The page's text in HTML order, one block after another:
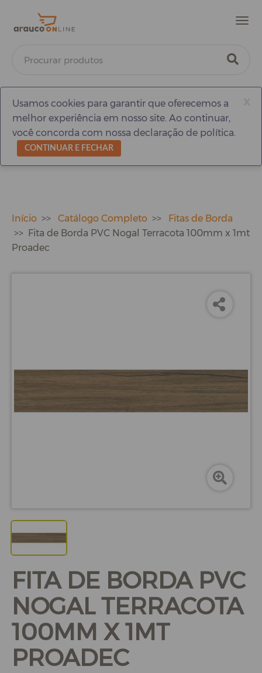
Usamos cookies para garantir que oferecemos a
melhor experiência em nosso site. Ao continuar,
você concorda com nossa declaração de política.
CONTINUAR E FECHAR
Início Catálogo Completo
Fitas de Borda
Fita de Borda PVC Nogal Terracota 100mm x 1mt
Proadec
FITA DE BORDA PVC
NOGAL TERRACOTA
100MM X 1MT
PROADEC